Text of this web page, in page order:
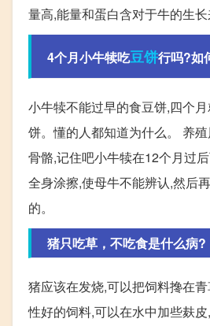
量高,能量和蛋白含对于牛的生
4个月小牛犊吃豆饼行吗?如
小牛犊不能过早的食豆饼,四个
饼。懂的人都知道为什么。 养
骨骼,记住吧小牛犊在12个月过
全身涂擦,使母牛不能辨认,然后
的。
猪只吃草，不吃食是什么病?
猪应该在发烧,可以把饲料搀在
性好的饲料,可以在水中加些麸